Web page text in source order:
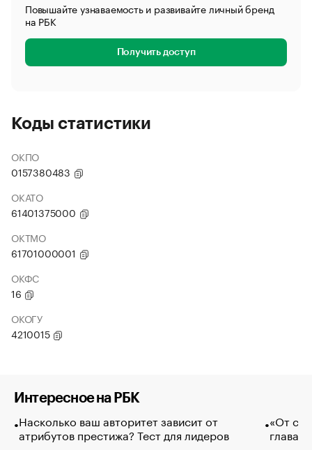
Повышайте узнаваемость и развивайте личный бренд
на РБК
Получить доступ
Коды статистики
ОКПО
0157380483
ОКАТО
61401375000
ОКТМО
61701000001
ОКФС
16
ОКОГУ
4210015
Интересное на РБК
Насколько ваш авторитет зависит от
атрибутов престижа? Тест для лидеров
«От
глава